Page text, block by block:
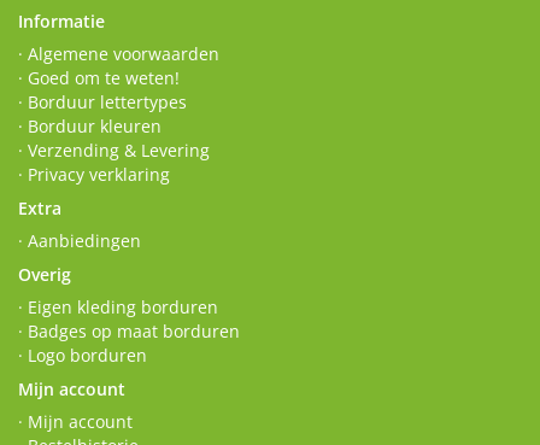
Informatie
· Algemene voorwaarden
· Goed om te weten!
· Borduur lettertypes
· Borduur kleuren
· Verzending & Levering
· Privacy verklaring
Extra
· Aanbiedingen
Overig
· Eigen kleding borduren
· Badges op maat borduren
· Logo borduren
Mijn account
· Mijn account